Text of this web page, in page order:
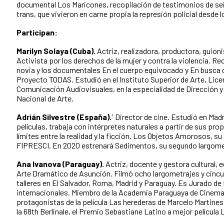
documental Los Maricones, recopilación de testimonios de
trans, que vivieron en carne propia la represión policial desde
Participan:
Marilyn Solaya (Cuba). Actriz, realizadora, productora,
Activista por los derechos de la mujer y contra la violencia.
novia y los documentales En el cuerpo equivocado y En busca
Proyecto TODAS. Estudió en el Instituto Superior de Arte,
Comunicación Audiovisuales, en la especialidad de Dirección
Nacional de Arte.
Adrián Silvestre (España).´ Director de cine. Estudió en
películas, trabaja con intérpretes naturales a partir de sus
límites entre la realidad y la ficción. Los Objetos Amorosos,
FIPRESCI. En 2020 estrenará Sedimentos, su segundo
Ana Ivanova (Paraguay). Actriz, docente y gestora cultural,
Arte Dramático de Asunción. Filmó ocho largometrajes y
talleres en El Salvador, Roma, Madrid y Paraguay. Es Jurado
internacionales. Miembro de la Academia Paraguaya de
protagonistas de la película Las herederas de Marcelo
la 68th Berlinale, el Premio Sebastiane Latino a mejor película